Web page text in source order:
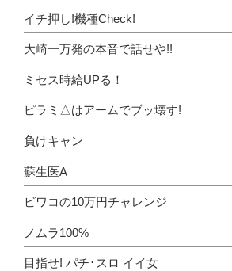
イチ押し!機種Check!
大崎一万発の本音で話せや!!
ミセス時給UPる！
ピラミ△はアームでブッ壊す!
負けキャン
蘇生医A
ビワコの10万円チャレンジ
ノムラ100%
目指せ! パチ･スロ イイ女